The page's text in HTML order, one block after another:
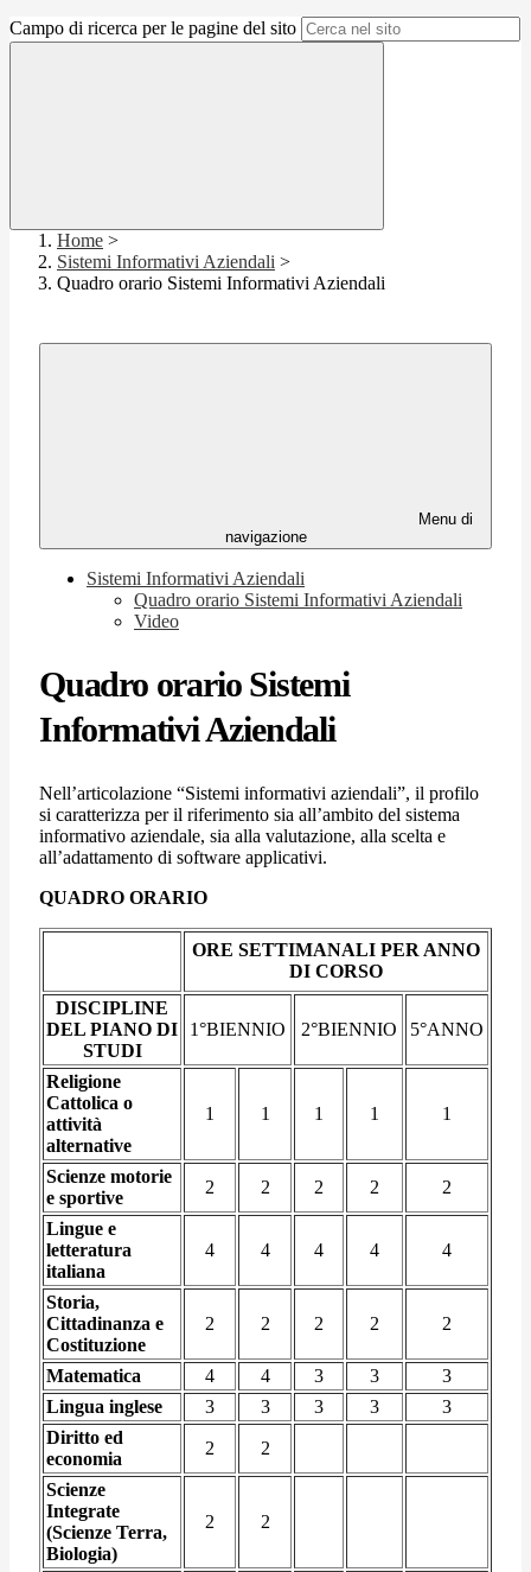
Campo di ricerca per le pagine del sito
Home >
Sistemi Informativi Aziendali >
Quadro orario Sistemi Informativi Aziendali
Menu di
navigazione
Sistemi Informativi Aziendali
Quadro orario Sistemi Informativi Aziendali
Video
Quadro orario Sistemi
Informativi Aziendali
Nell’articolazione “Sistemi informativi aziendali”, il profilo
si caratterizza per il riferimento sia all’ambito del sistema
informativo aziendale, sia alla valutazione, alla scelta e
all’adattamento di software applicativi.
QUADRO ORARIO
ORE SETTIMANALI PER ANNO
DI CORSO
DISCIPLINE
DEL PIANO DI
STUDI
1°BIENNIO 2°BIENNIO 5°ANNO
Religione
Cattolica o
attività
alternative
1 1 1 1 1
Scienze motorie
e sportive
2 2 2 2 2
Lingue e
letteratura
italiana
4 4 4 4 4
Storia,
Cittadinanza e
Costituzione
2 2 2 2 2
Matematica 4 4 3 3
3
Lingua inglese
3 3 3 3
3
Diritto ed
economia
2 2
Scienze
Integrate
(Scienze Terra,
Biologia)
2 2